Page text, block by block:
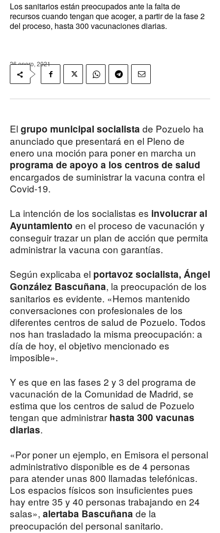
Los sanitarios están preocupados ante la falta de
recursos cuando tengan que acoger, a partir de la fase 2
del proceso, hasta 300 vacunaciones diarias.
26 enero, 2021
El grupo municipal socialista de Pozuelo ha
anunciado que presentará en el Pleno de
enero una moción para poner en marcha un
programa de apoyo a los centros de salud
encargados de suministrar la vacuna contra el
Covid-19.
La intención de los socialistas es involucrar al
Ayuntamiento en el proceso de vacunación y
conseguir trazar un plan de acción que permita
administrar la vacuna con garantías.
Según explicaba el portavoz socialista, Ángel
González Bascuñana, la preocupación de los
sanitarios es evidente. «Hemos mantenido
conversaciones con profesionales de los
diferentes centros de salud de Pozuelo. Todos
nos han trasladado la misma preocupación: a
día de hoy, el objetivo mencionado es
imposible».
Y es que en las fases 2 y 3 del programa de
vacunación de la Comunidad de Madrid, se
estima que los centros de salud de Pozuelo
tengan que administrar hasta 300 vacunas
diarias.
«Por poner un ejemplo, en Emisora el personal
administrativo disponible es de 4 personas
para atender unas 800 llamadas telefónicas.
Los espacios físicos son insuficientes pues
hay entre 35 y 40 personas trabajando en 24
salas», alertaba Bascuñana de la
preocupación del personal sanitario.